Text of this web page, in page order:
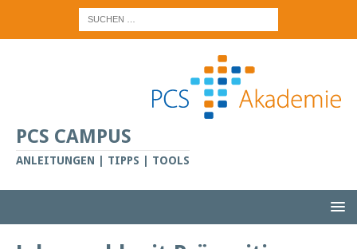
PCS CAMPUS
ANLEITUNGEN | TIPPS | TOOLS